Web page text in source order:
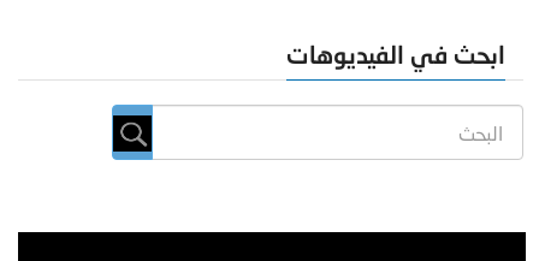
ابحث في الفيديوهات